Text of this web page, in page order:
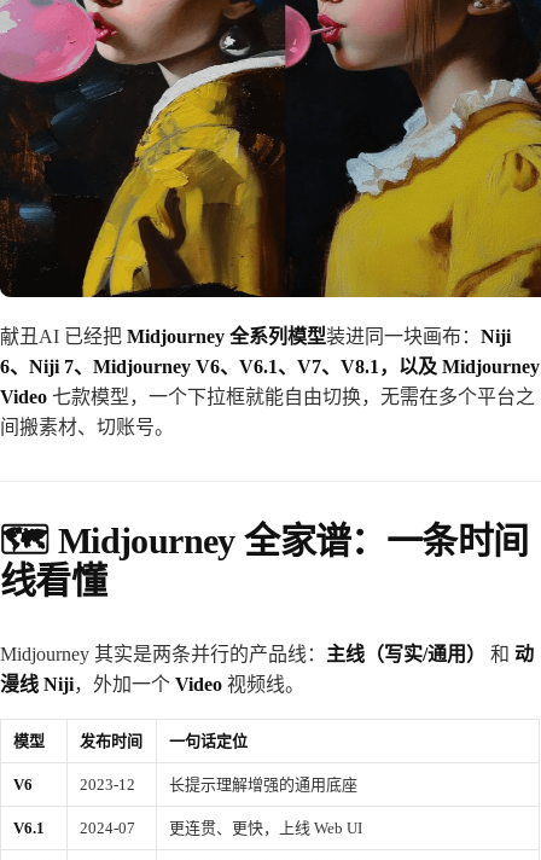
献丑AI 已经把 Midjourney 全系列模型装进同一块画布： Niji
6、Niji 7、Midjourney V6、V6.1、V7、V8.1，以及 Midjourney
Video 七款模型，一个下拉框就能自由切换，无需在多个平台之
间搬素材、切账号。
🗺️ Midjourney 全家谱：一条时间
线看懂
Midjourney 其实是两条并行的产品线： 主线（写实/通用） 和 动
漫线 Niji，外加一个 Video 视频线。
模型 发布时间 一句话定位
V6 2023-12 长提示理解增强的通用底座
V6.1 2024-07 更连贯、更快，上线 Web UI